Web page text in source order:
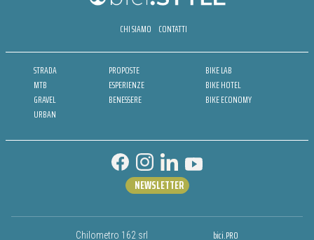
CHI SIAMO CONTATTI
STRADA
MTB
GRAVEL
URBAN
PROPOSTE
ESPERIENZE
BENESSERE
BIKE LAB
BIKE HOTEL
BIKE ECONOMY
Chilometro 162 srl bici.PRO
NEWSLETTER